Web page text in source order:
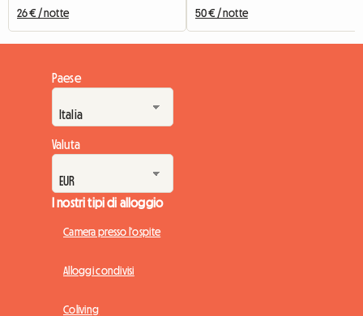
26 € / notte 50 € / notte
Paese
Valuta
I nostri tipi di alloggio
Camera presso l'ospite
Alloggi condivisi
Coliving